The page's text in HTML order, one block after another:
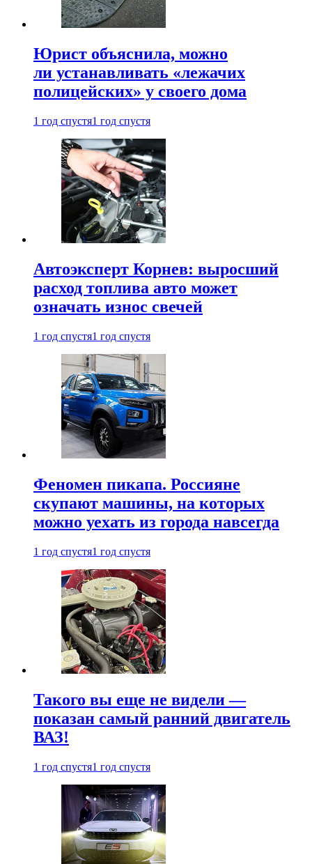
Юрист объяснила, можно
ли устанавливать «лежачих
полицейских» у своего дома
1 год спустя1 год спустя
Автоэксперт Корнев: выросший
расход топлива авто может
означать износ свечей
1 год спустя1 год спустя
Феномен пикапа. Россияне
скупают машины, на которых
можно уехать из города навсегда
1 год спустя1 год спустя
Такого вы еще не видели —
показан самый ранний двигатель
ВАЗ!
1 год спустя1 год спустя